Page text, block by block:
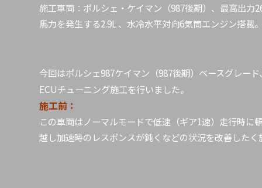
施工車両：ポルシェ・ケイマン（987後期）、最高出力
馬力を発生する2.9L 、水冷水平対向6気筒エンジン搭載。
今回はポルシェ987ケイマン（987後期）ベースグレー
ECUチューニング施工を行いました。
施工前：
この車両はノーマルモードで低速（ギア1速）走行時
越し加速時のレスポンスが鈍くなどの状況を改善したく